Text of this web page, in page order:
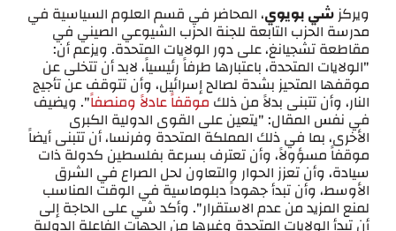
ويركزشي بويوي، المحاضر في قسم العلوم السياسية في
مدرسة الحزب التابعة للجنة الحزب الشيوعي الصيني في
مقاطعة تشجيانغ، على دور الولايات المتحدة. ويزعم أن:
"الولايات المتحدة، باعتبارها طرفاً رئيسياً، لابد أن تتخلى عن
موقفها المتحيز بشدة لصالح إسرائيل، وأن تتوقف عن تأجيج
النار، وأن تتبنى بدلاً من ذلكموقفاً عادلاً ومنصفاً". ويضيف
في نفس المقال: "يتعين على القوى الدولية الكبرى
الأخرى، بما في ذلك المملكة المتحدة وفرنسا، أن تتبنى أيضاً
موقفاً مسؤولاً، وأن تعترف بسرعة بفلسطين كدولة ذات
سيادة، وأن تعزز الحوار والتعاون لحل الصراع في الشرق
الأوسط، وأن تبدأ جهوداً دبلوماسية في الوقت المناسب
لمنع المزيد من عدم الاستقرار". وأكد شي على الحاجة إلى